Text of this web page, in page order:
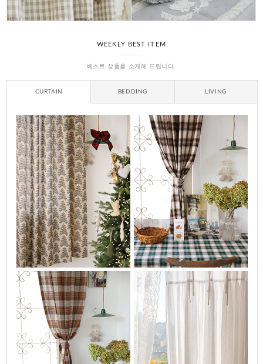
WEEKLY BEST ITEM
베스트 상품을 소개해 드립니다.
CURTAIN BEDDING LIVING